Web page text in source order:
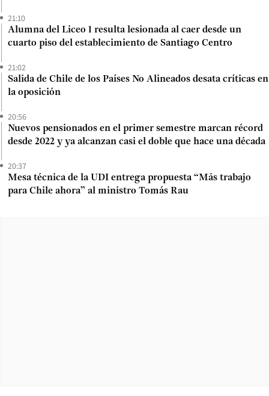
21:10
Alumna del Liceo 1 resulta lesionada al caer desde un
cuarto piso del establecimiento de Santiago Centro
21:02
Salida de Chile de los Países No Alineados desata críticas en
la oposición
20:56
Nuevos pensionados en el primer semestre marcan récord
desde 2022 y ya alcanzan casi el doble que hace una década
20:37
Mesa técnica de la UDI entrega propuesta “Más trabajo
para Chile ahora” al ministro Tomás Rau